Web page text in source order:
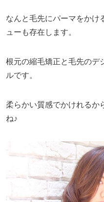
なんと毛先にパーマをかけ
ューも存在します。
根元の縮毛矯正と毛先のデ
ルです。
柔らかい質感でかけれるか
ね♪